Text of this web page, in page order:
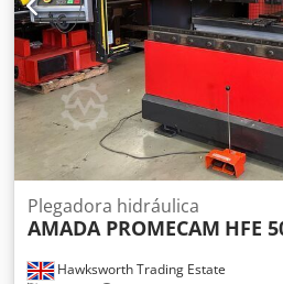
Hawksworth Trading Estate
Plegadora hidráulica
AMADA PROMECAM HFE